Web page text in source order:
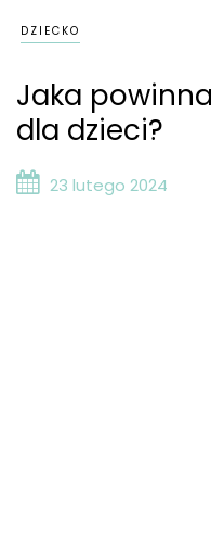
DZIECKO
Jaka
dla dzieci?
23 lutego 2024